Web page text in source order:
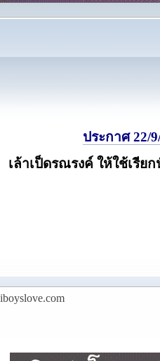
ประกาศ 22/
เล้าเป็ดรณรงค์ ให้ใช้เรีย